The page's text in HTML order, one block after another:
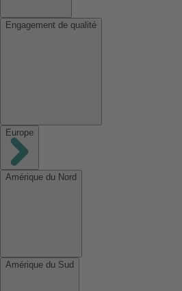
Engagement de qualité
Europe
Amérique du Nord
Amérique du Sud